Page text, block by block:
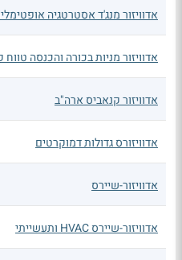
אדוויזור מנג'ד אסטרטגיה
אדוויזור מניות בכורה והכנסה
אדוויזור קנאביס ארה"ב
אדוויזורס גדולות דמוקרטים
אדוויזור-שיירס
אדוויזור-שיירס HVAC ותעשייתי